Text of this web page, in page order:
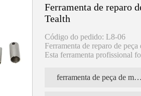
Ferramenta de reparo
Tealth
Código do pedido: L8-06
Ferramenta de reparo de
Esta ferramenta profissional
de irrigação interna.
ferramenta de peça de mão odontológica